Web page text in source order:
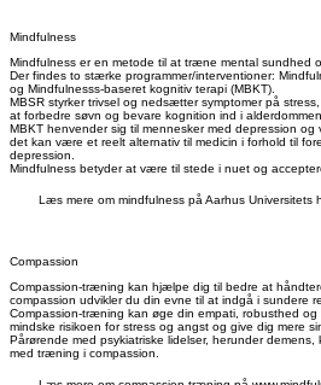
Mindfulness
Mindfulness er en metode til at træne mental sundhed
Der findes to stærke programmer/interventioner:
og Mindfulnesss-baseret kognitiv terapi (MBKT).
MBSR styrker trivsel og nedsætter symptomer på
at forbedre søvn og bevare kognition ind i
MBKT henvender sig til mennesker med depression
det kan være et reelt alternativ til medicin i forhold til
depression.
Mindfulness betyder at være til stede i nuet og
Læs mere om mindfulness på Aarhus Universitets
Compassion
Compassion-træning kan hjælpe dig til bedre at
compassion udvikler du din evne til at indgå i sundere
Compassion-træning kan øge din empati, robusthed
mindske risikoen for stress og angst og give dig mere
Pårørende med psykiatriske lidelser, herunder
med træning i compassion.